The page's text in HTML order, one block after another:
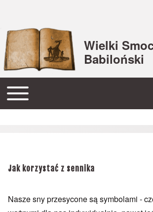
Wielki
Babiloński
Główna nawigacja
Open or Close horizontal Main Menu
Jak korzystać z sennika
Nasze sny przesycone są symbolami -